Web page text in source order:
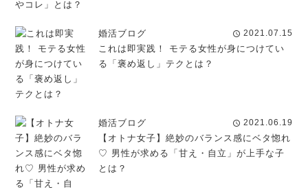
婚活ブログ
これは即実践！ モテる女性が身につけてい
る「褒め返し」テクとは？
schedule 2021.07.15
婚活ブログ
【オトナ女子】絶妙のバランス感にベタ惚れ
♡ 男性が求める「甘え・自立」が上手な子
とは？
schedule 2021.06.19